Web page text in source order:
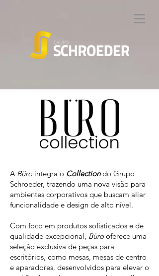
A Büro integra o Collectiondo Grupo
Schroeder, trazendo uma nova visão para
ambientes corporativos que buscam aliar
funcionalidade e design de alto nível.
Com foco em produtos sofisticados e de
qualidade excepcional, Büro oferece uma
seleção exclusiva de peças para
escritórios, como mesas, mesas de centro
e aparadores, desenvolvidos para elevar o